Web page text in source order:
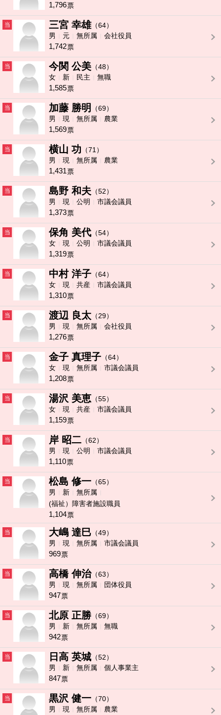
1,796票
当 三宮 幸雄（64）
男
元 無所属 会社役員
1,742票
当 今関 公美 （48）
女
新 民主 無職
1,585票
当 加藤 勝明
（69）
男
現 無所属 農業
1,569票
当 横山 功 （71）
男
現 無所属 農業
1,431票
当 島野 和夫 （52）
男
現 公明 市議会議員
1,373票
当 保角 美代 （54）
女
現 公明 市議会議員
1,319票
当 中村 洋子 （64）
女
現 共産 市議会議員
1,310票
当 渡辺 良太 （29）
男
現 無所属 会社役員
1,276票
当 金子 真理子 （64）
女
現 無所属 市議会議員
1,208票
当 湯沢 美恵 （55）
女
現 共産 市議会議員
1,159票
当 岸 昭二 （62）
男
現 公明 市議会議員
1,110票
当 松島 修一 （65）
男
新
無所属
(福祉）障害者施設職員
1,104票
当 大嶋 達巳 （49）
男
現 無所属 市議会議員
969票
当 高橋 伸治（63）
男
現 無所属 団体役員
947票
当 北原 正勝（69）
男
新 無所属 無職
942票
当 日高 英城 （52）
男
新 無所属 個人事業主
847票
当 黒沢 健一 （70）
男
現 無所属 農業